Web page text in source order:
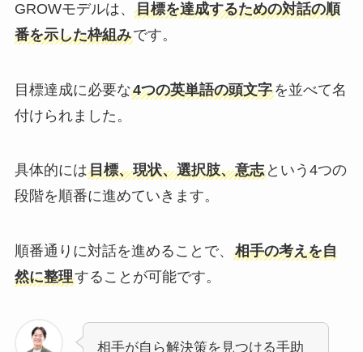
GROWモデルは、 目標を達成するための対話の順
番を示した枠組みです。
目標達成に必要な4つの英単語の頭文字を並べて名
付けられました。
具体的には目標、現状、選択肢、意志という4つの
段階を順番に進めていきます。
順番通りに対話を進めることで、 相手の考えを自
然に整理することが可能です。
相手が自ら解決策を見つける手助